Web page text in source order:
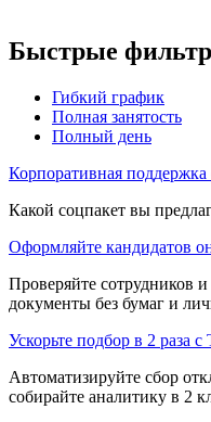
Быстрые
Гибкий график
Полная занятость
Полный день
Корпоративная поддержка
Какой соцпакет вы
Оформляйте кандидатов
Проверяйте сотрудников
документы без бумаг и
Ускорьте подбор в 2 раза с
Автоматизируйте сбор
собирайте аналитику в 2